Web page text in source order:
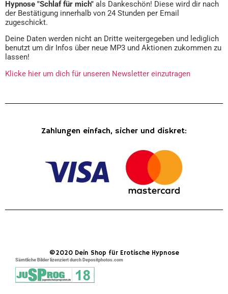
Hypnose "Schlaf für mich" als Dankeschön! Diese wird dir nach
der Bestätigung innerhalb von 24 Stunden per Email
zugeschickt.
Deine Daten werden nicht an Dritte weitergegeben und lediglich
benutzt um dir Infos über neue MP3 und Aktionen zukommen zu
lassen!
Klicke hier um dich für unseren Newsletter einzutragen
Zahlungen einfach, sicher und diskret:
©2020 Dein Shop für Erotische Hypnose
Sämtliche Bilder lizenziert durch Depositphotos.com